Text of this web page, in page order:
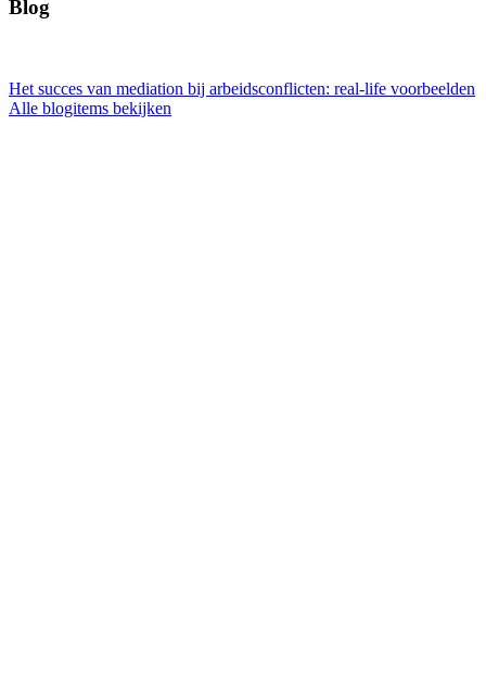
Blog
Het succes van mediation bij arbeidsconflicten: real-life voorbeelden
Alle blogitems bekijken